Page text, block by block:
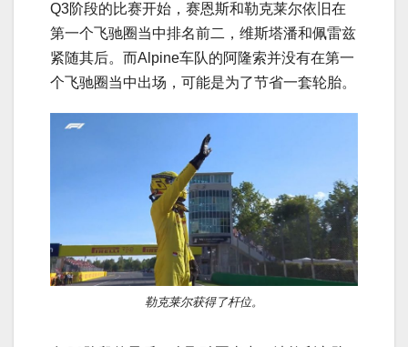
Q3阶段的比赛开始，赛恩斯和勒克莱尔依旧在
第一个飞驰圈当中排名前二，维斯塔潘和佩雷兹
紧随其后。而Alpine车队的阿隆索并没有在第一
个飞驰圈当中出场，可能是为了节省一套轮胎。
勒克莱尔获得了杆位。